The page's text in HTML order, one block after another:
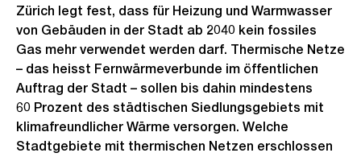
Zürich legt fest, dass für Heizung und Warmwasser
von Gebäuden in der Stadt ab 2040 kein fossiles
Gas mehr verwendet werden darf. Thermische Netze
– das heisst Fernwärmeverbunde im öffentlichen
Auftrag der Stadt – sollen bis dahin mindestens
60 Prozent des städtischen Siedlungsgebiets mit
klimafreundlicher Wärme versorgen. Welche
Stadtgebiete mit thermischen Netzen erschlossen